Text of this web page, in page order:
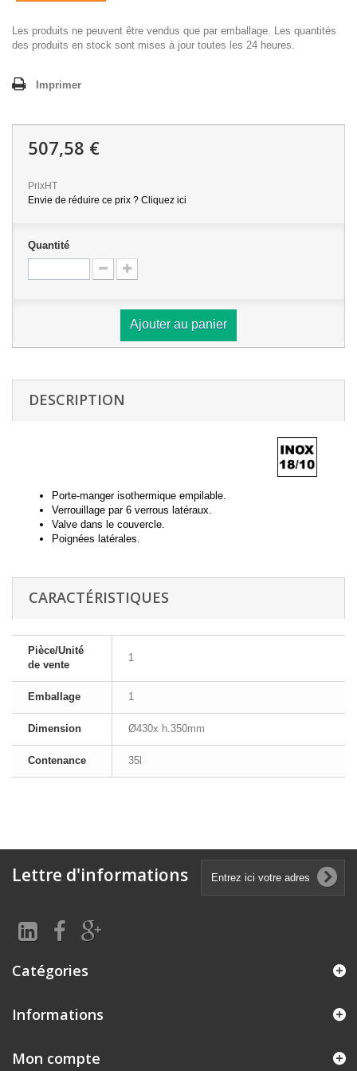
Les produits ne peuvent être vendus que par emballage. Les quantités
des produits en stock sont mises à jour toutes les 24 heures.
Imprimer
507,58 €
PrixHT
Envie de réduire ce prix ? Cliquez ici
Quantité
Ajouter au panier
DESCRIPTION
Porte-manger isothermique empilable.
Verrouillage par 6 verrous latéraux.
Valve dans le couvercle.
Poignées latérales.
CARACTÉRISTIQUES
Pièce/Unité
de vente
1
Emballage 1
Dimension Ø430x h.350mm
Contenance 35l
Lettre d'informations
Catégories
Informations
Mon compte